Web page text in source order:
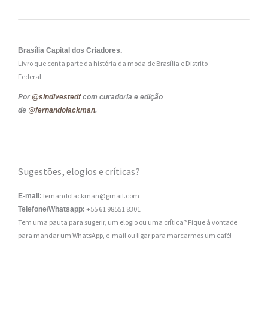
Brasília Capital dos Criadores.
Livro que conta parte da história da moda de Brasília e Distrito
Federal.
Por @sindivestedfcom curadoria e edição
de @fernandolackman.
Sugestões, elogios e críticas?
E-mail: fernandolackman@gmail.com
Telefone/Whatsapp: +55 61 98551 8301
Tem uma pauta para sugerir, um elogio ou uma crítica? Fique à vontade
para mandar um WhatsApp, e-mail ou ligar para marcarmos um café!